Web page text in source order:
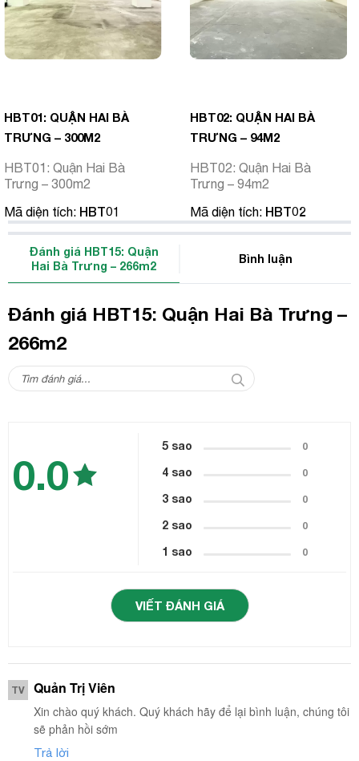
HBT01: QUẬN HAI BÀ
TRƯNG – 300M2
HBT01: Quận Hai Bà
Trưng – 300m2
Mã diện tích: HBT01
HBT02: QUẬN HAI BÀ
TRƯNG – 94M2
HBT02: Quận Hai Bà
Trưng – 94m2
Mã diện tích: HBT02
Đánh giá HBT15: Quận
Hai Bà Trưng – 266m2
Bình luận
Đánh giá HBT15: Quận Hai Bà Trưng –
266m2
0.0
5 sao 0
4 sao 0
3 sao 0
2 sao 0
1 sao 0
VIẾT ĐÁNH GIÁ
TV Quản Trị Viên
Xin chào quý khách. Quý khách hãy để lại bình luận, chúng tôi
sẽ phản hồi sớm
Trả lời